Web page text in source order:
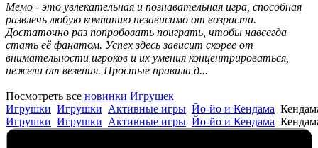
Мемо - это увлекательная и познавательная игра, способная
развлечь любую компанию независимо от возраста.
Достаточно раз попробовать поиграть, чтобы навсегда
стать её фанатом. Успех здесь зависит скорее от
внимательности игроков и их умения концентрироваться,
нежели от везения. Простые правила д...
Посмотреть все новинки Игрушек
Игрушки Игрушки Активные игры Йо-йо и Кендама
Игрушки Игрушки Активные игры Йо-йо и Кендама